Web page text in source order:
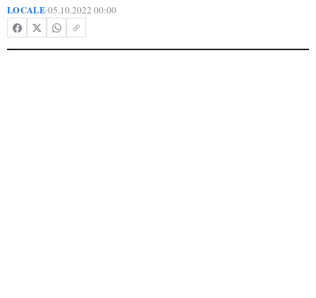
LOCALE•05.10.2022 00:00